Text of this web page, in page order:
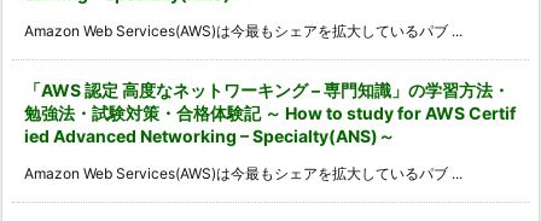
Amazon Web Services(AWS)は今最もシェアを拡大しているパブ ...
「AWS 認定 高度なネットワーキング – 専門知識」の学習方法・
勉強法・試験対策・合格体験記 ～ How to study for AWS Certif
ied Advanced Networking – Specialty(ANS)～
Amazon Web Services(AWS)は今最もシェアを拡大しているパブ ...